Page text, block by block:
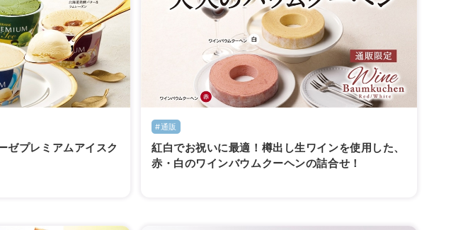
ゼプレミアムアイスク
#通販
紅白でお祝いに最適！樽出し生ワインを使用した、
赤・白のワインバウムクーヘンの詰合せ！